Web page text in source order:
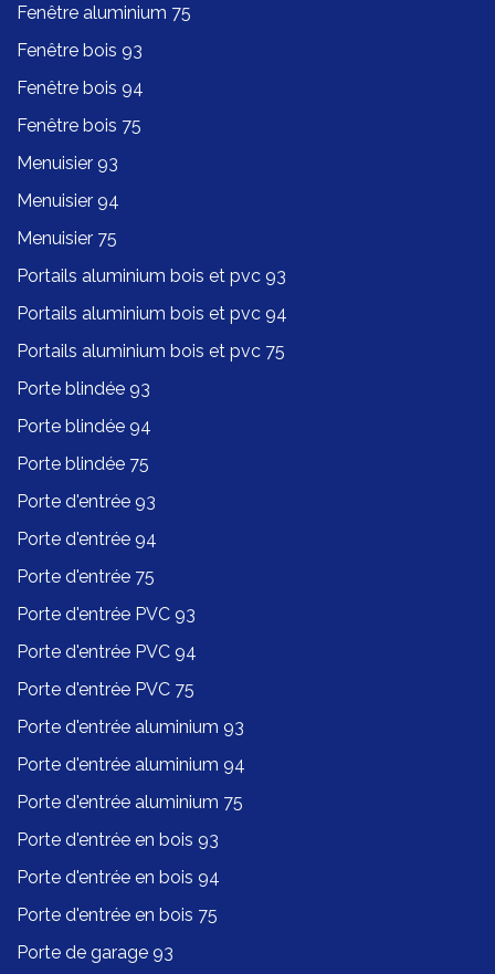
Fenêtre aluminium 75
Fenêtre bois 93
Fenêtre bois 94
Fenêtre bois 75
Menuisier 93
Menuisier 94
Menuisier 75
Portails aluminium bois et pvc 93
Portails aluminium bois et pvc 94
Portails aluminium bois et pvc 75
Porte blindée 93
Porte blindée 94
Porte blindée 75
Porte d'entrée 93
Porte d'entrée 94
Porte d'entrée 75
Porte d'entrée PVC 93
Porte d'entrée PVC 94
Porte d'entrée PVC 75
Porte d'entrée aluminium 93
Porte d'entrée aluminium 94
Porte d'entrée aluminium 75
Porte d'entrée en bois 93
Porte d'entrée en bois 94
Porte d'entrée en bois 75
Porte de garage 93